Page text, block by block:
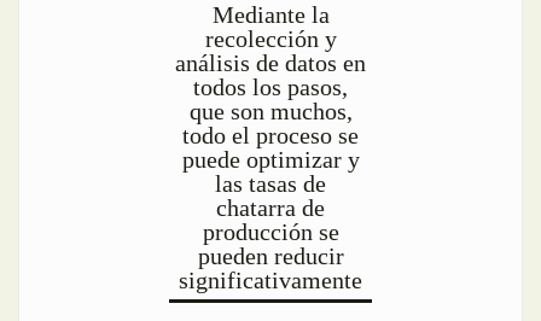
Mediante la
recolección y
análisis de datos en
todos los pasos,
que son muchos,
todo el proceso se
puede optimizar y
las tasas de
chatarra de
producción se
pueden reducir
significativamente